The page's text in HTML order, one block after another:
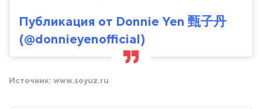
Публикация от Donnie Yen 甄子丹
(@donnieyenofficial)
Источник: www.soyuz.ru